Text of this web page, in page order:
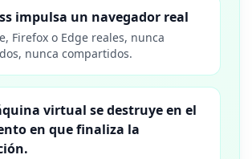
impulsa un navegador real
Firefox o Edge reales, nunca
nunca compartidos.
virtual se destruye en el
en que finaliza la